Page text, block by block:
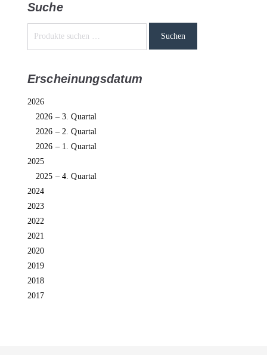
Suche
Suchen
Erscheinungsdatum
2026
2026 – 3. Quartal
2026 – 2. Quartal
2026 – 1. Quartal
2025
2025 – 4. Quartal
2024
2023
2022
2021
2020
2019
2018
2017